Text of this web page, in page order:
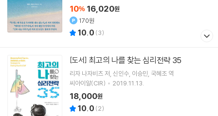
10% 16,020원
170원
10.0 (3)
[도서] 최고의 나를 찾는 심리전략 35
리자 나자비츠 저 신인수 이승민 국혜조 역
씨아이알(CIR)
2019.11.13.
18,000원
10.0 (2)